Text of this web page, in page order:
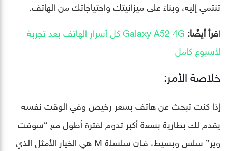
تنتمي إليه، وبناءً على ميزانيتك واحتياجاتك من الهاتف.
اقرأ أيضًا:
Galaxy A52 4G كل أسرار الهاتف بعد تجربة
لأسبوع كامل
خلاصة الأمر:
إذا كنت تبحث عن هاتف بسعر رخيص وفي الوقت نفسه
يقدم لك بطارية بسعة أكبر تدوم لفترة أطول مع “سوفت
وير” سلس وبسيط، فـإن سلسلة M هي الخيار الأمثل الذي